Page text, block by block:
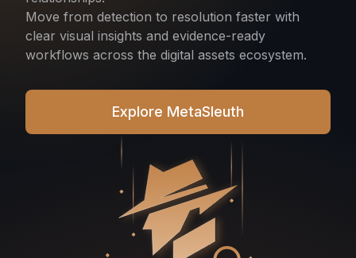
Move from detection to resolution faster with
clear visual insights and evidence-ready
workflows across the digital assets ecosystem.
Explore MetaSleuth